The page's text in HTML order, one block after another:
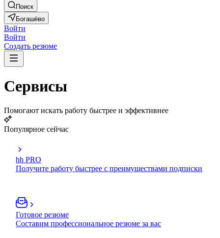
Поиск
Богашёво
Войти
Войти
Создать резюме
Сервисы
Помогают искать работу быстрее и эффективнее
Популярное сейчас
hh PRO
Получите работу быстрее с преимуществами подписки
Готовое резюме
Составим профессиональное резюме за вас